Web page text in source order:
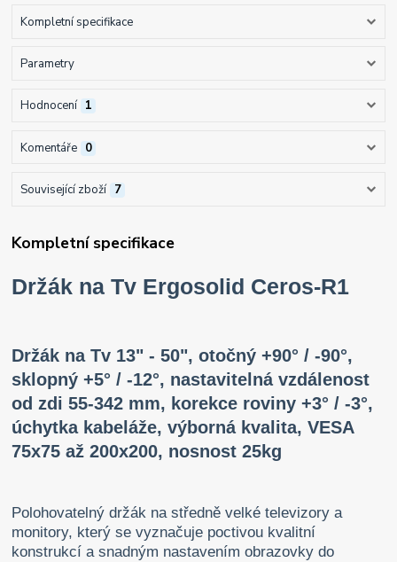
Kompletní specifikace
Parametry
Hodnocení 1
Komentáře 0
Související zboží 7
Kompletní specifikace
Držák na Tv Ergosolid Ceros-R1
Držák na Tv 13" - 50", otočný +90° / -90°,
sklopný +5° / -12°, nastavitelná vzdálenost
od zdi 55-342 mm, korekce roviny +3° / -3°,
úchytka kabeláže, výborná kvalita, VESA
75x75 až 200x200, nosnost 25kg
Polohovatelný držák na středně velké televizory a
monitory, který se vyznačuje poctivou kvalitní
konstrukcí a snadným nastavením obrazovky do